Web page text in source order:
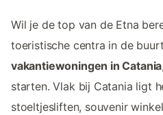
Wil je de top van de Etna
toeristische centra in de
vakantiewoningen in Catania
starten. Vlak bij Catania ligt
stoeltjesliften, souvenir